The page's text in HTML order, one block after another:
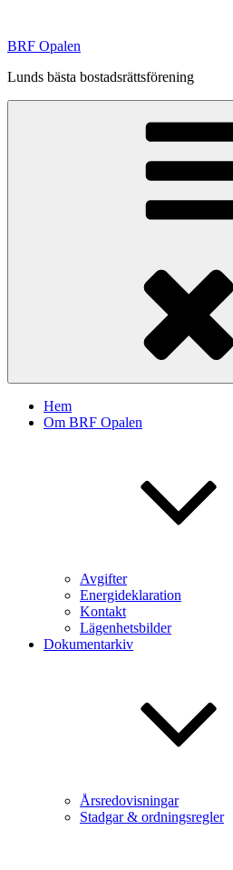
innehåll
BRF Opalen
Lunds bästa bostadsrättsförening
Hem
Om BRF Opalen
Avgifter
Energideklaration
Kontakt
Lägenhetsbilder
Dokumentarkiv
Årsredovisningar
Stadgar & ordningsregler